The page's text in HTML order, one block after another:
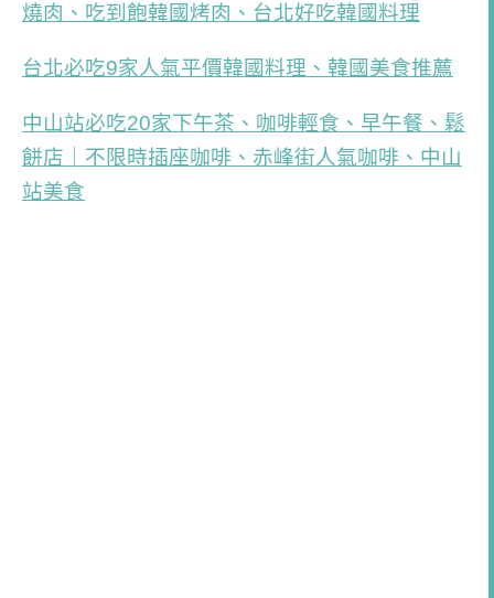
燒肉、吃到飽韓國烤肉、台北好吃韓國料理
台北必吃9家人氣平價韓國料理、韓國美食推薦
中山站必吃20家下午茶、咖啡輕食、早午餐、鬆
餅店｜不限時插座咖啡、赤峰街人氣咖啡、中山
站美食